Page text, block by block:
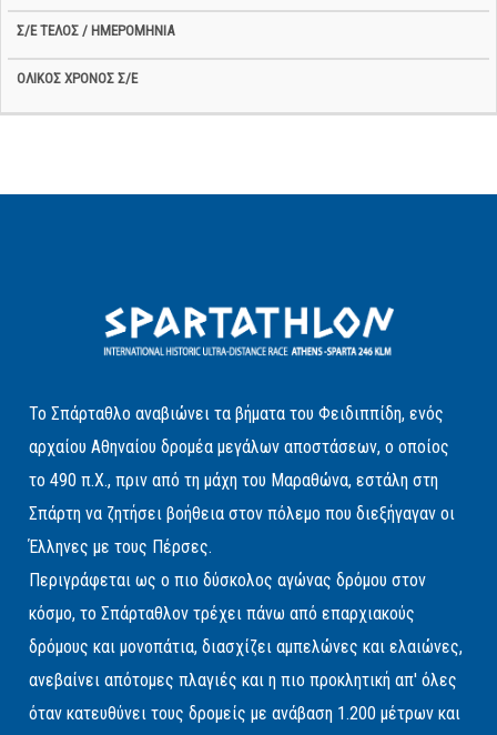
Το Σπάρταθλο αναβιώνει τα βήματα του Φειδιππίδη, ενός
αρχαίου Αθηναίου δρομέα μεγάλων αποστάσεων, ο οποίος
το 490 π.Χ., πριν από τη μάχη του Μαραθώνα, εστάλη στη
Σπάρτη να ζητήσει βοήθεια στον πόλεμο που διεξήγαγαν οι
Έλληνες με τους Πέρσες.
Περιγράφεται ως ο πιο δύσκολος αγώνας δρόμου στον
κόσμο, το Σπάρταθλον τρέχει πάνω από επαρχιακούς
δρόμους και μονοπάτια, διασχίζει αμπελώνες και ελαιώνες,
ανεβαίνει απότομες πλαγιές και η πιο προκλητική απ' όλες
όταν κατευθύνει τους δρομείς με ανάβαση 1.200 μέτρων και